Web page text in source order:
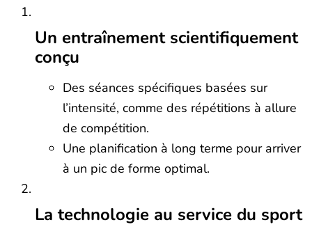
Un entraînement scientifiquement
conçu
Des séances spécifiques basées sur
l’intensité, comme des répétitions à allure
de compétition.
Une planification à long terme pour arriver
à un pic de forme optimal.
La technologie au service du sport